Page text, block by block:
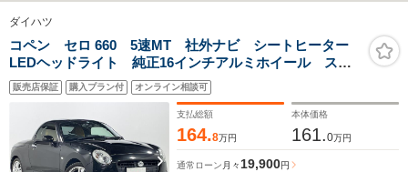
ダイハツ
コペン セロ 660 5速MT 社外ナビ シートヒーター
LEDヘッドライト 純正16インチアルミホイール ステ
アリングスイッチ スマートキー ETC ドライブレコ
ーダー フォグランプ DVD ワンセグ 横滑り防止
販売店保証 購入プラン付 オンライン相談可
支払総額
164.8万円
本体価格
161.0万円
通常ローン 月々 19,900円